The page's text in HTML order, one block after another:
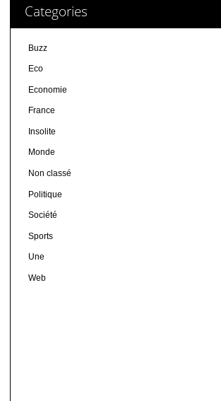
Categories
Buzz
Eco
Economie
France
Insolite
Monde
Non classé
Politique
Société
Sports
Une
Web